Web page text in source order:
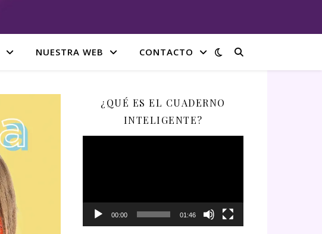
NUESTRA WEB CONTACTO
¿QUÉ ES EL CUADERNO
INTELIGENTE?
00:00 01:46